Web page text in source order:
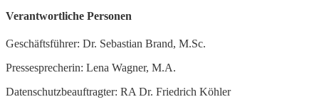
Verantwortliche Personen
Geschäftsführer: Dr. Sebastian Brand, M.Sc.
Pressesprecherin: Lena Wagner, M.A.
Datenschutzbeauftragter: RA Dr. Friedrich Köhler